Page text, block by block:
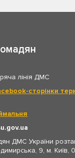
лінія ДМС
сторінки
ДМС України
9, м. Київ,